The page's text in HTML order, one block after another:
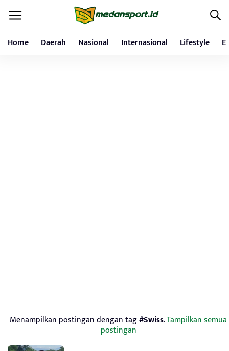
Home Daerah Nasional Internasional Lifestyle
Menampilkan postingan dengan tag#Swiss.Tampilkan semua
postingan